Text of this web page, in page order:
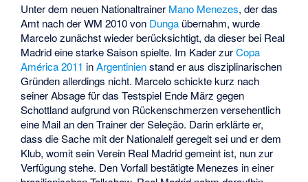
Unter dem neuen Nationaltrainer Mano Menezes, der das
Amt nach der WM 2010 von Dunga übernahm, wurde
Marcelo zunächst wieder berücksichtigt, da dieser bei Real
Madrid eine starke Saison spielte. Im Kader zurCopa
América 2011 inArgentinienstand er aus disziplinarischen
Gründen allerdings nicht. Marcelo schickte kurz nach
seiner Absage für das Testspiel Ende März gegen
Schottland aufgrund von Rückenschmerzen versehentlich
eine Mail an den Trainer der Seleção. Darin erklärte er,
dass die Sache mit der Nationalelf geregelt sei und er dem
Klub, womit sein Verein Real Madrid gemeint ist, nun zur
Verfügung stehe. Den Vorfall bestätigte Menezes in einer